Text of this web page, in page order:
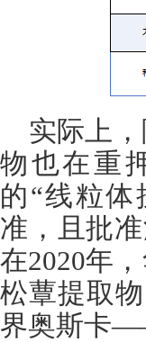
实际上
物也在重
的“线粒体
准，且批
在2020年
松蕈提取
界奥斯卡